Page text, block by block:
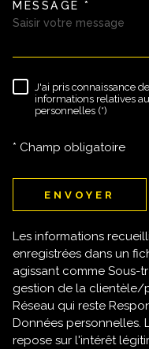
MESSAGE *
J'ai pris connaissance
informations relatives
personnelles (*)
* Champ obligatoire
ENVOYER
Les informations
enregistrées dans un
agissant comme Sous-
gestion de la
Réseau qui reste
Données personnelles.
repose sur l'intérêt